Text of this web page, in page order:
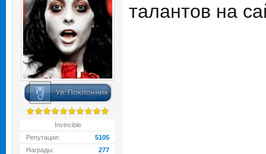
Invincible
Репутация:
5105
Награды:
277
талантов на